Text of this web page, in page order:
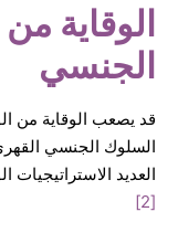
الوقاية
الجنسي
قد يصعب الوقاية من
السلوك الجنسي
العديد الاستراتيجيات
[2]